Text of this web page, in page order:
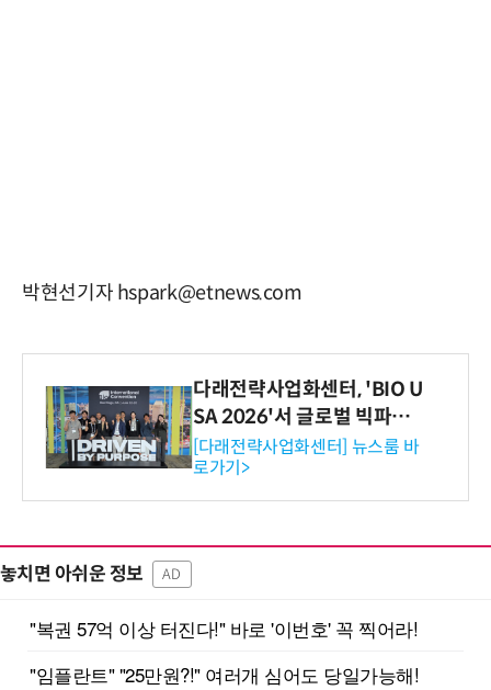
박현선기자 hspark@etnews.com
다래전략사업화센터, 'BIO U
SA 2026'서 글로벌 빅파마
와의 비즈니스 미팅 지원…K
-바이오 해외 진출 교두보 확
보
[다래전략사업화센터] 뉴스룸 바
로가기>
놓치면 아쉬운 정보 AD